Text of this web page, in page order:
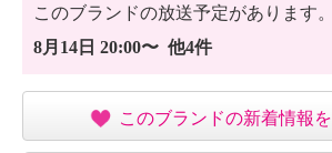
このブランドの放送予定があります。
8月14日 20:00〜 他4件
このブランドの新着情報